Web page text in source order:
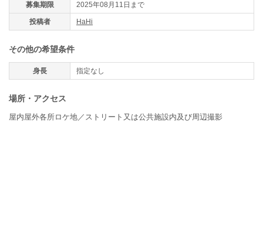
募集期限 2025年08月11日まで
投稿者 HaHi
その他の希望条件
身長 指定なし
場所・アクセス
屋内屋外各所ロケ地／ストリート又は公共施設内及び周辺撮影